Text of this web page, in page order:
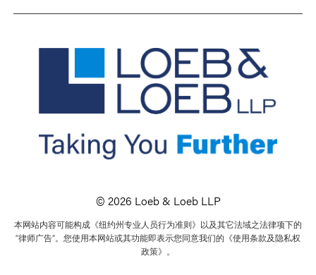
© 2026 Loeb & Loeb LLP
本网站内容可能构成《纽约州专业人员行为准则》以及其它法域之法律项下的
“律师广告”。您使用本网站或其功能即表示您同意我们的《使用条款及隐私权
政策》。